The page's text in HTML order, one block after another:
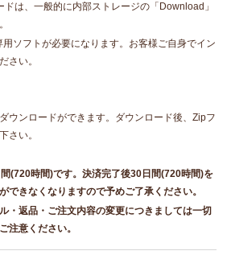
は、一般的に内部ストレージの「Download」
ソフトが必要になります。お客様ご自身でイン
さい。
ウンロードができます。ダウンロード後、Zipフ
さい。
(720時間)です。決済完了後30日間(720時間)を
できなくなりますので予めご了承ください。
・返品・ご注文内容の変更につきましては一切
注意ください。